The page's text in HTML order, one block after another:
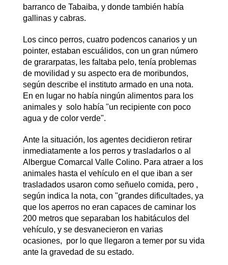
barranco de Tabaiba, y donde también había
gallinas y cabras.
Los cinco perros, cuatro podencos canarios y un
pointer, estaban escuálidos, con un gran número
de grararpatas, les faltaba pelo, tenía problemas
de movilidad y su aspecto era de moribundos,
según describe el instituto armado en una nota.
En en lugar no había ningún alimentos para los
animales y solo había "un recipiente con poco
agua y de color verde".
Ante la situación, los agentes decidieron retirar
inmediatamente a los perros y trasladarlos o al
Albergue Comarcal Valle Colino. Para atraer a los
animales hasta el vehículo en el que iban a ser
trasladados usaron como señuelo comida, pero ,
según indica la nota, con "grandes dificultades, ya
que los aperros no eran capaces de caminar los
200 metros que separaban los habitáculos del
vehículo, y se desvanecieron en varias
ocasiones, por lo que llegaron a temer por su vida
ante la gravedad de su estado.